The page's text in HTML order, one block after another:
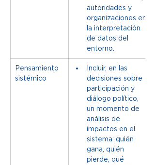
autoridades y
organizaciones en
la interpretación
de datos del
entorno.
Pensamiento
sistémico
Incluir, en las
decisiones sobre
participación y
diálogo político,
un momento de
análisis de
impactos en el
sistema: quién
gana, quién
pierde, qué